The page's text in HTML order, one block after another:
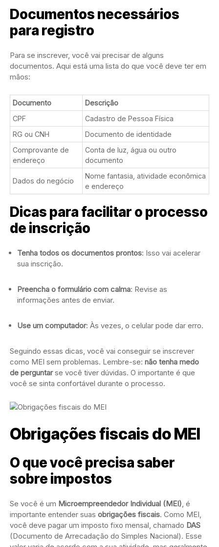
Documentos necessários
para registro
Para se inscrever, você vai precisar de alguns
documentos. Aqui está uma lista do que você deve ter em
mãos:
Documento
Descrição
CPF
Cadastro de Pessoa Física
RG ou CNH
Documento de identidade
Comprovante de
endereço
Conta de luz, água ou outro
documento
Dados do negócio
Nome fantasia, atividade econômica
e endereço
Dicas para facilitar o processo
de inscrição
Tenha todos os documentos prontos: Isso vai acelerar
sua inscrição.
Preencha o formulário com calma: Revise as
informações antes de enviar.
Use um computador: Às vezes, o celular pode dar erro.
Seguindo essas dicas, você vai conseguir se inscrever
como MEI sem problemas. Lembre-se: não tenha medo
de perguntarse você tiver dúvidas. O importante é que
você se sinta confortável durante o processo.
Obrigações fiscais do MEI
O que você precisa saber
sobre impostos
Se você é um Microempreendedor Individual (MEI) , é
importante entender suas obrigações fiscais. Como MEI,
você deve pagar um imposto fixo mensal, chamado DAS
(Documento de Arrecadação do Simples Nacional). Esse